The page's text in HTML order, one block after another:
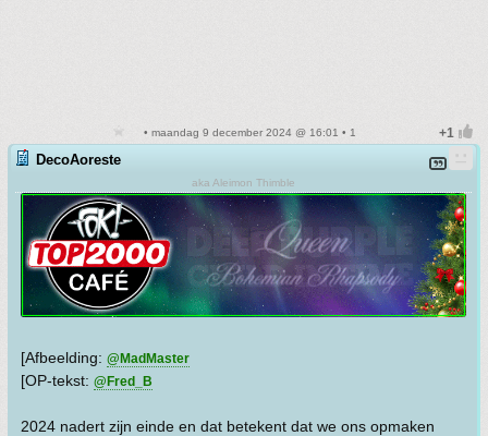
• maandag 9 december 2024 @ 16:01 • 1
DecoAoreste
aka Aleimon Thimble
[Afbeelding: @MadMaster
[OP-tekst: @Fred_B
2024 nadert zijn einde en dat betekent dat we ons opmaken